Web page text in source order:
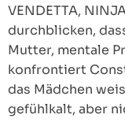
VENDETTA,
durchblicken,
Mutter, mentale
konfrontiert
das Mädchen
gefühlkalt, aber